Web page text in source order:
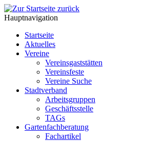
Hauptnavigation
Startseite
Aktuelles
Vereine
Vereinsgaststätten
Vereinsfeste
Vereine Suche
Stadtverband
Arbeitsgruppen
Geschäftsstelle
TAGs
Gartenfachberatung
Fachartikel